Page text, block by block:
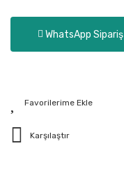
WhatsApp Sipariş
Karşılaştır